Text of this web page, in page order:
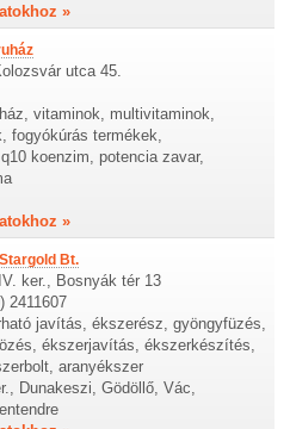
»
utca 45.
vitaminok, multivitaminok,
fogyókúrás termékek,
koenzim, potencia zavar,
»
Bt.
ker., Bosnyák tér 13
2411607
javítás, ékszerész, gyöngyfüzés,
ékszerjavítás, ékszerkészítés,
aranyékszer
Dunakeszi, Gödöllő, Vác,